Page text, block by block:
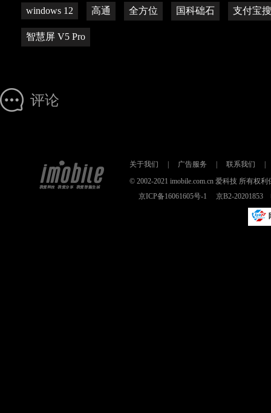
windows 12 高通 全方位 国科础石 支付宝
智慧屏 V5 Pro
评论
关于我们 广告服务 联系我们
© 2002-2021 imobile.com.cn 爱科技 所有权
京ICP备16061605号-1
京B2-20201853